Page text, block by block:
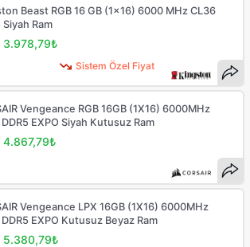
Sistem Özel Fiyat
Beast RGB 16 GB (1x16) 6000 MHz CL36
Siyah Ram
3.978,79₺
Vengeance RGB 16GB (1X16) 6000MHz
EXPO Siyah Kutusuz Ram
4.867,79₺
Vengeance LPX 16GB (1X16) 6000MHz
EXPO Kutusuz Beyaz Ram
5.380,79₺